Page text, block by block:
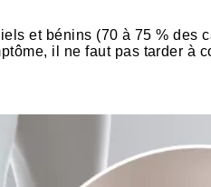
et bénins (70 à 75 % des
il ne faut pas tarder à